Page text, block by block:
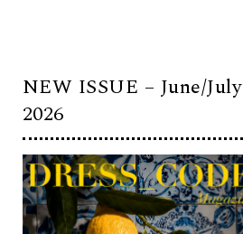
NEW ISSUE – June/July
2026